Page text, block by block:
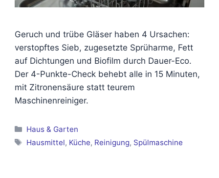
Geruch und trübe Gläser haben 4 Ursachen:
verstopftes Sieb, zugesetzte Sprüharme, Fett
auf Dichtungen und Biofilm durch Dauer-Eco.
Der 4-Punkte-Check behebt alle in 15 Minuten,
mit Zitronensäure statt teurem
Maschinenreiniger.
Kategorien
Haus & Garten
Schlagwörter
Hausmittel, Küche, Reinigung, Spülmaschine